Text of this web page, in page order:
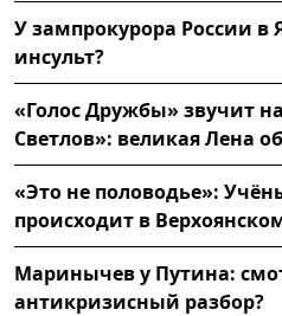
У зампрокурора России в
инсульт?
«Голос Дружбы» звучит
Светлов»: великая Лена
«Это не половодье»:
происходит в
Маринычев у Путина:
антикризисный разбор?